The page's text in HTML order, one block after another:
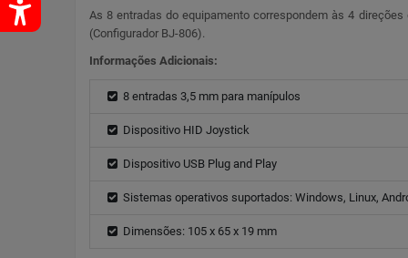
As 8 entradas do equipamento correspondem às 4
(Configurador BJ-806).
Informações Adicionais:
8 entradas 3,5 mm para manípulos
Dispositivo HID Joystick
Dispositivo USB Plug and Play
Sistemas operativos suportados: Windows, Linux,
Dimensões: 105 x 65 x 19 mm